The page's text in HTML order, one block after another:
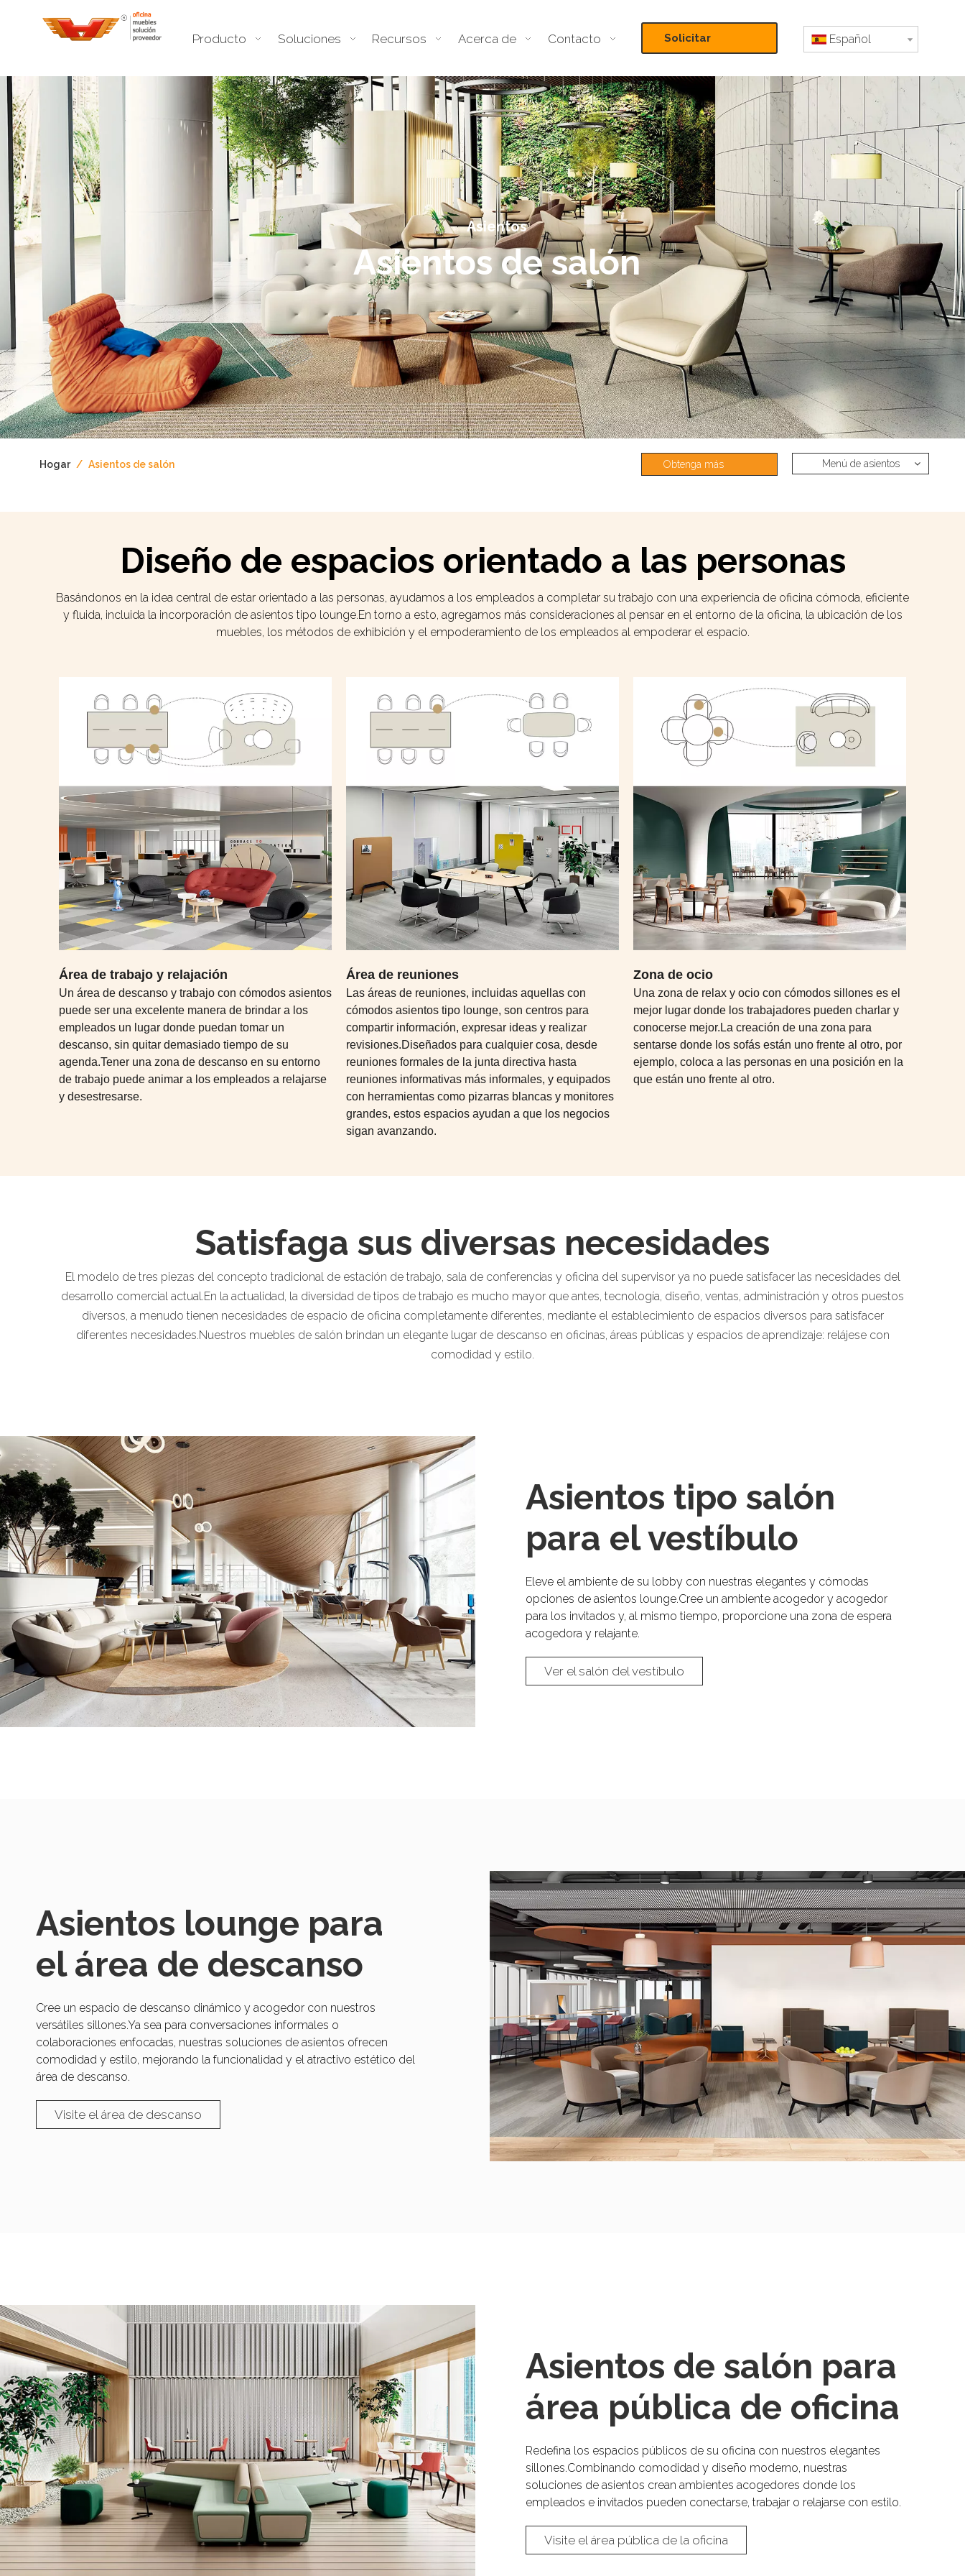
Producto Soluciones Recursos Acerca de Contacto Solicitar Español
Asientos
Asientos de salón
Hogar / Asientos de salón
Obtenga más
Menú de asientos
Diseño de espacios orientado a las personas
Basándonos en la idea central de estar orientado a las personas, ayudamos a los empleados a completar su trabajo con una experiencia de oficina cómoda, eficiente
y fluida, incluida la incorporación de asientos tipo lounge.En torno a esto, agregamos más consideraciones al pensar en el entorno de la oficina, la ubicación de los
muebles, los métodos de exhibición y el empoderamiento de los empleados al empoderar el espacio.
Área de trabajo y relajación
Un área de descanso y trabajo con cómodos asientos
puede ser una excelente manera de brindar a los
empleados un lugar donde puedan tomar un
descanso, sin quitar demasiado tiempo de su
agenda.Tener una zona de descanso en su entorno
de trabajo puede animar a los empleados a relajarse
y desestresarse.
Área de reuniones
Las áreas de reuniones, incluidas aquellas con
cómodos asientos tipo lounge, son centros para
compartir información, expresar ideas y realizar
revisiones.Diseñados para cualquier cosa, desde
reuniones formales de la junta directiva hasta
reuniones informativas más informales, y equipados
con herramientas como pizarras blancas y monitores
grandes, estos espacios ayudan a que los negocios
sigan avanzando.
Zona de ocio
Una zona de relax y ocio con cómodos sillones es el
mejor lugar donde los trabajadores pueden charlar y
conocerse mejor.La creación de una zona para
sentarse donde los sofás están uno frente al otro, por
ejemplo, coloca a las personas en una posición en la
que están uno frente al otro.
Satisfaga sus diversas necesidades
El modelo de tres piezas del concepto tradicional de estación de trabajo, sala de conferencias y oficina del supervisor ya no puede satisfacer las necesidades del
desarrollo comercial actual.En la actualidad, la diversidad de tipos de trabajo es mucho mayor que antes, tecnología, diseño, ventas, administración y otros puestos
diversos, a menudo tienen necesidades de espacio de oficina completamente diferentes, mediante el establecimiento de espacios diversos para satisfacer
diferentes necesidades.Nuestros muebles de salón brindan un elegante lugar de descanso en oficinas, áreas públicas y espacios de aprendizaje: relájese con
comodidad y estilo.
Asientos tipo salón
para el vestíbulo
Eleve el ambiente de su lobby con nuestras elegantes y cómodas
opciones de asientos lounge.Cree un ambiente acogedor y acogedor
para los invitados y, al mismo tiempo, proporcione una zona de espera
acogedora y relajante.
Ver el salón del vestíbulo
Asientos lounge para
el área de descanso
Cree un espacio de descanso dinámico y acogedor con nuestros
versátiles sillones.Ya sea para conversaciones informales o
colaboraciones enfocadas, nuestras soluciones de asientos ofrecen
comodidad y estilo, mejorando la funcionalidad y el atractivo estético del
área de descanso.
Visite el área de descanso
Asientos de salón para
área pública de oficina
Redefina los espacios públicos de su oficina con nuestros elegantes
sillones.Combinando comodidad y diseño moderno, nuestras
soluciones de asientos crean ambientes acogedores donde los
empleados e invitados pueden conectarse, trabajar o relajarse con estilo.
Visite el área pública de la oficina